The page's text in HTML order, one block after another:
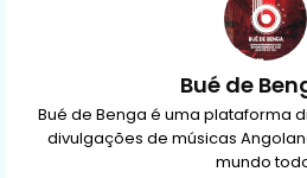
Bué de
Bué de Benga é uma plataforma
divulgações de músicas
mundo